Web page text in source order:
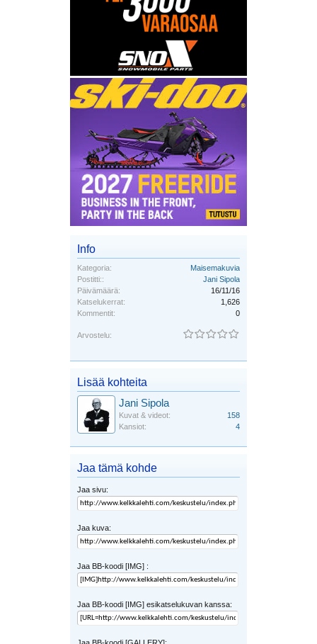
Info
Kategoria:
Maisemakuvia
Postitti::
Jani Sipola
Päivämäärä:
16/11/16
Katselukerrat:
1,626
Kommentit:
0
Arvostelu:
Lisää kohteita
Jani Sipola
Kuvat & videot:
158
Kansiot:
4
Jaa tämä kohde
Jaa sivu:
Jaa kuva:
Jaa BB-koodi [IMG] :
Jaa BB-koodi [IMG] esikatselukuvan kanssa: